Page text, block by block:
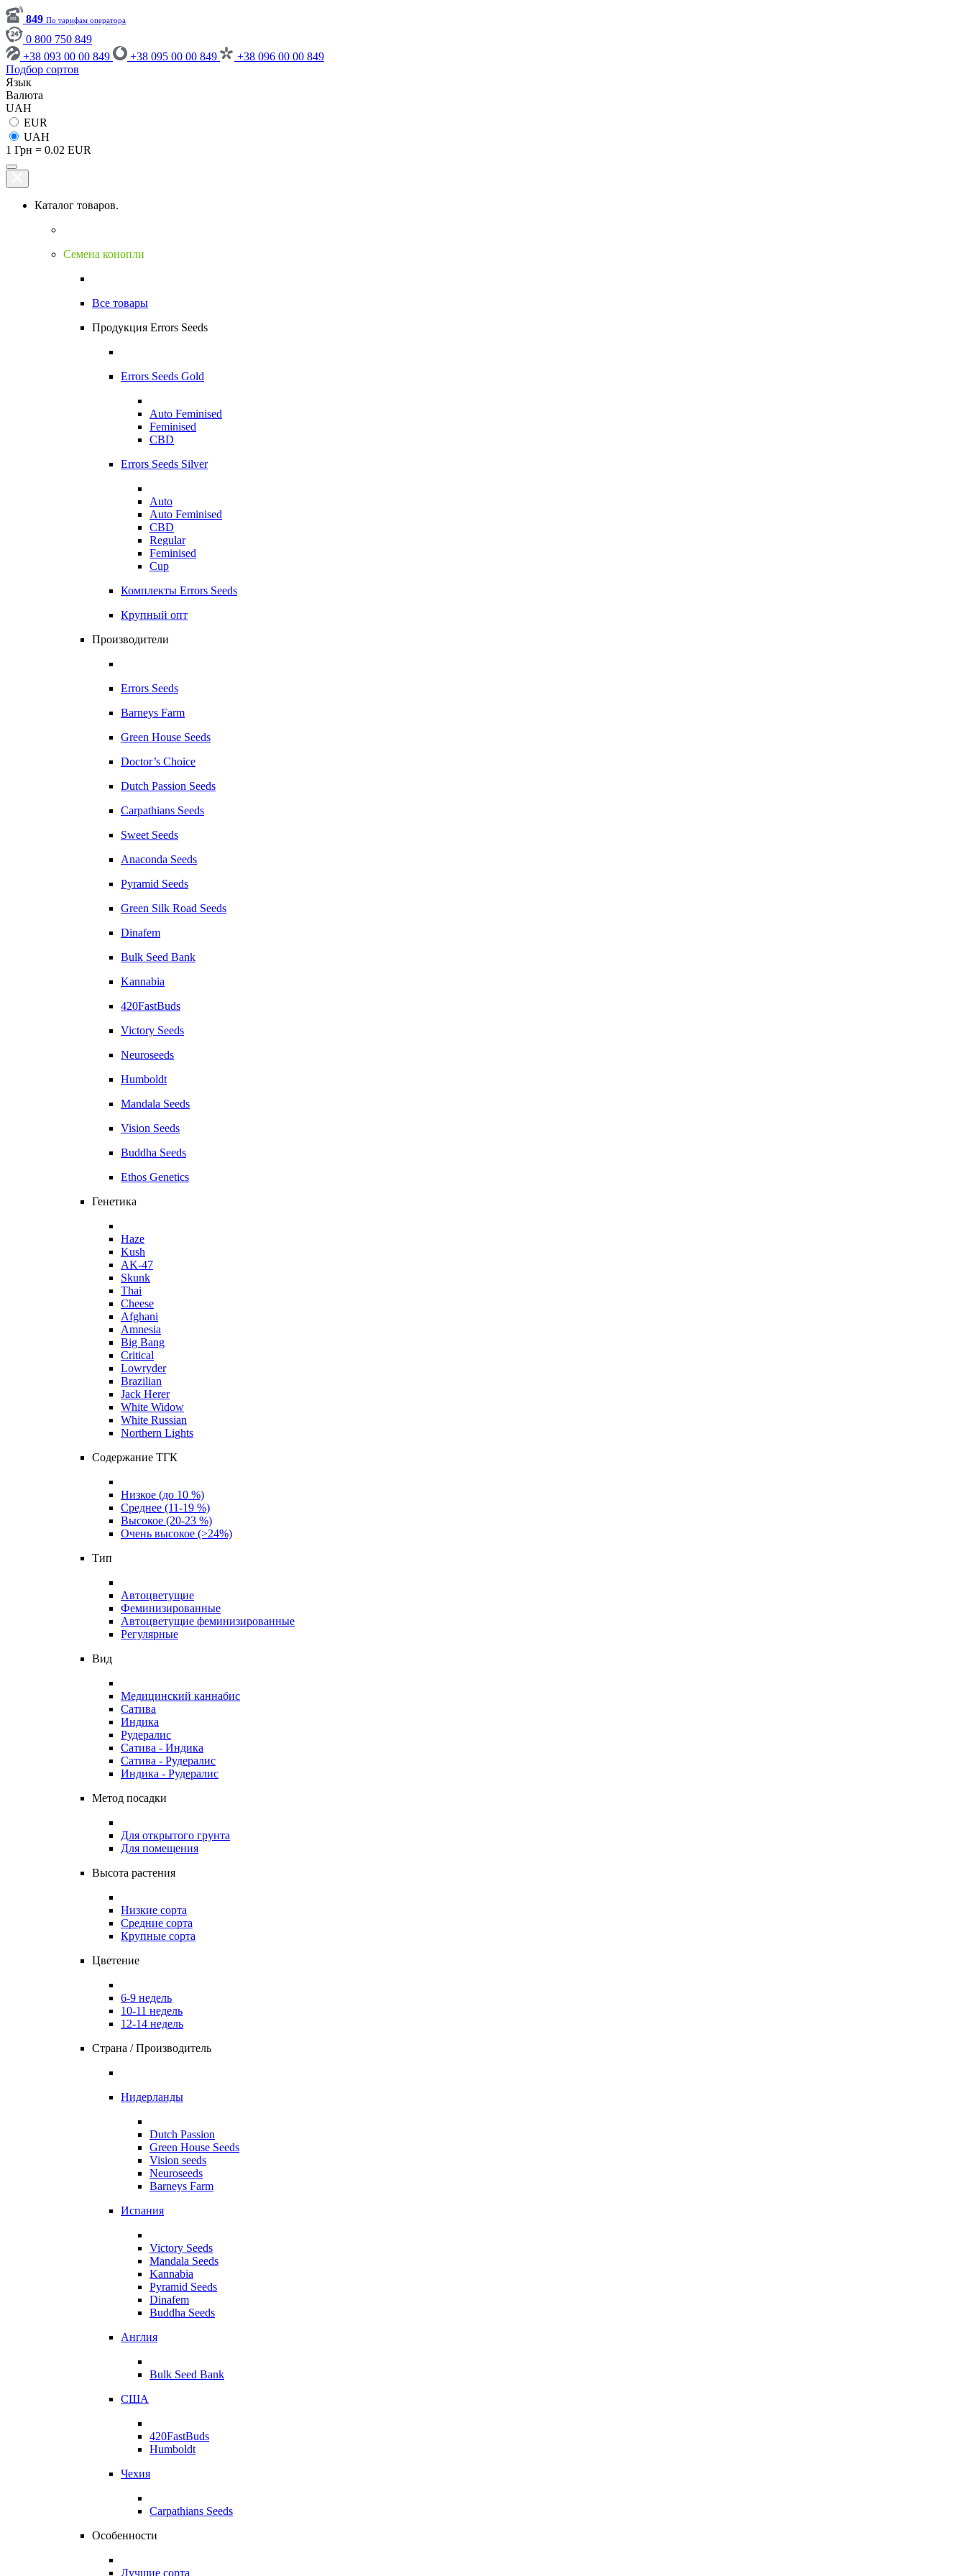
849 По тарифам оператора
0 800 750 849
+38 093 00 00 849
+38 095 00 00 849
+38 096 00 00 849
Подбор сортов
Язык
Валюта
UAH
EUR
UAH
1 Грн = 0.02 EUR
Каталог товаров.
Семена конопли
Все товары
Продукция Errors Seeds
Errors Seeds Gold
Auto Feminised
Feminised
CBD
Errors Seeds Silver
Auto
Auto Feminised
CBD
Regular
Feminised
Cup
Комплекты Errors Seeds
Крупный опт
Производители
Errors Seeds
Barneys Farm
Green House Seeds
Doctor’s Choice
Dutch Passion Seeds
Carpathians Seeds
Sweet Seeds
Anaconda Seeds
Pyramid Seeds
Green Silk Road Seeds
Dinafem
Bulk Seed Bank
Kannabia
420FastBuds
Victory Seeds
Neuroseeds
Humboldt
Mandala Seeds
Vision Seeds
Buddha Seeds
Ethos Genetics
Генетика
Haze
Kush
AK-47
Skunk
Thai
Cheese
Afghani
Amnesia
Big Bang
Critical
Lowryder
Brazilian
Jack Herer
White Widow
White Russian
Northern Lights
Содержание ТГК
Низкое (до 10 %)
Среднее (11-19 %)
Высокое (20-23 %)
Очень высокое (>24%)
Тип
Автоцветущие
Феминизированные
Автоцветущие феминизированные
Регулярные
Вид
Медицинский каннабис
Сатива
Индика
Рудералис
Сатива - Индика
Сатива - Рудералис
Индика - Рудералис
Метод посадки
Для открытого грунта
Для помещения
Высота растения
Низкие сорта
Средние сорта
Крупные сорта
Цветение
6-9 недель
10-11 недель
12-14 недель
Страна / Производитель
Нидерланды
Dutch Passion
Green House Seeds
Vision seeds
Neuroseeds
Barneys Farm
Испания
Victory Seeds
Mandala Seeds
Kannabia
Pyramid Seeds
Dinafem
Buddha Seeds
Англия
Bulk Seed Bank
США
420FastBuds
Humboldt
Чехия
Carpathians Seeds
Особенности
Лучшие сорта